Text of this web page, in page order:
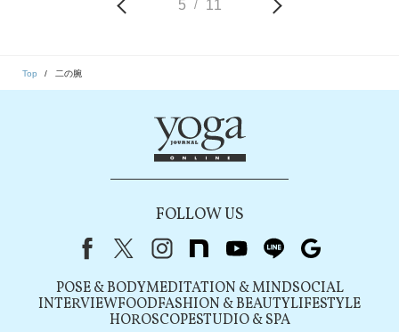
5 / 11
Top 二の腕
FOLLOW US
FacebookX（旧Twitter）
instagram
note youtubeline
POSE & BODYMEDITATION & MINDSOCIAL
INTERVIEWFOODFASHION & BEAUTYLIFESTYLE
HOROSCOPESTUDIO & SPA